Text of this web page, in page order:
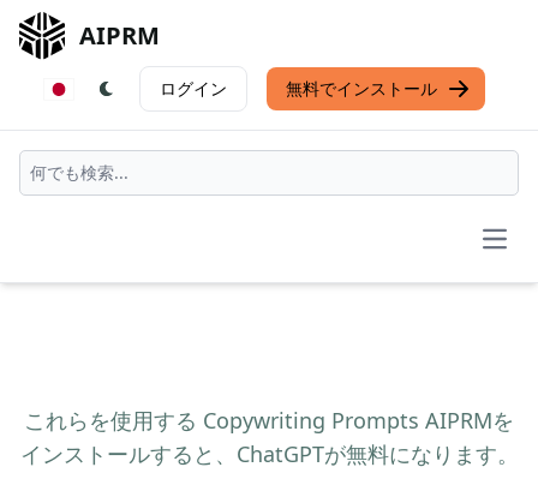
AIPRM
ログイン 無料でインストール
これらを使用する Copywriting Prompts AIPRMを
インストールすると、ChatGPTが無料になります。